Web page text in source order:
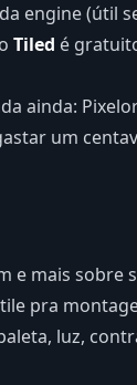
engine (útil
Tiled é
ainda:
um
e mais sobre
pra
luz,